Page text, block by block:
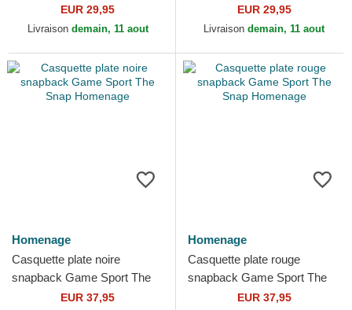
Trucker Homenage
EUR 29,95
Livraison demain, 11 aout
The Trucker Homenage
EUR 29,95
Livraison demain, 11 aout
Homenage
Casquette plate noire
snapback Game Sport The
Snap Homenage
EUR 37,95
Homenage
Casquette plate rouge
snapback Game Sport The
Snap Homenage
EUR 37,95